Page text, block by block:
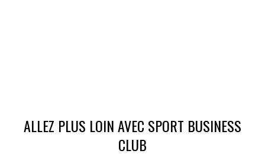
ALLEZ PLUS LOIN AVEC SPORT BUSINESS
CLUB